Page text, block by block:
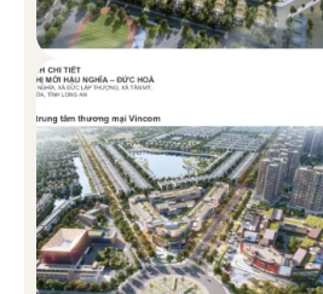
GREEN CITY
Biệt thự song lập được quy hoạch liền
khu vực, mang đến không gian sống
thiên nhiên.
Diện tích: 120 – 150 m2/căn
Thiết kế: Chiều cao 5 tầng